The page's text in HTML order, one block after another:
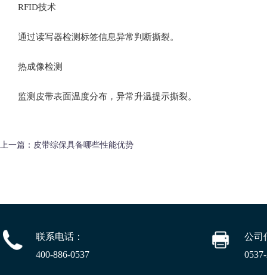
‌RFID技术‌
通过读写器检测标签信息异常判断撕裂。
热成像检测‌
监测皮带表面温度分布，异常升温提示撕裂。
上一篇： 皮带综保具备哪些性能优势
联系电话：
400-886-0537
公司